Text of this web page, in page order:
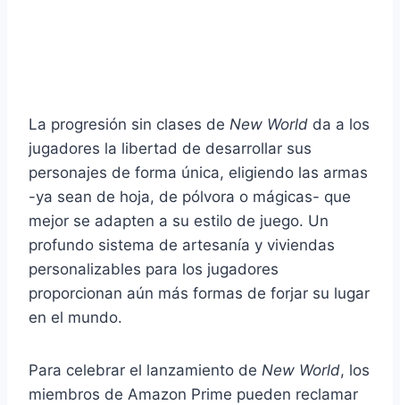
La progresión sin clases de New World da a los
jugadores la libertad de desarrollar sus
personajes de forma única, eligiendo las armas
-ya sean de hoja, de pólvora o mágicas- que
mejor se adapten a su estilo de juego. Un
profundo sistema de artesanía y viviendas
personalizables para los jugadores
proporcionan aún más formas de forjar su lugar
en el mundo.
Para celebrar el lanzamiento de New World, los
miembros de Amazon Prime pueden reclamar